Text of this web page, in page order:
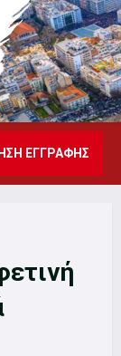
ΕΓΓΡΑΦΗΣ